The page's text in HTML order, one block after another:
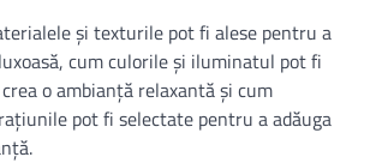
și texturile pot fi alese pentru a
cum culorile și iluminatul pot fi
o ambianță relaxantă și cum
pot fi selectate pentru a adăuga